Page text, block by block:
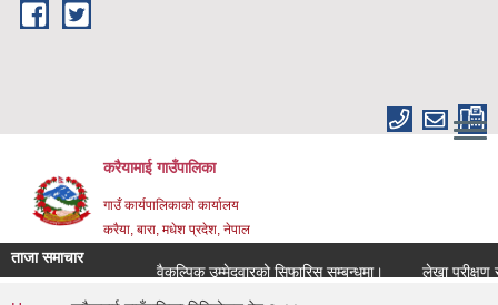
Skip to main content
करैयामाई गाउँपालिका
गाउँ कार्यपालिकाको कार्यालय
करैया, बारा, मधेश प्रदेश, नेपाल
ताजा समाचार
वैकल्पिक उम्मेदवारको सिफारिस सम्बन्धमा।
लेखा परीक्षण